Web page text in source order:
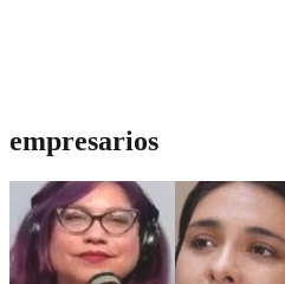
empresarios